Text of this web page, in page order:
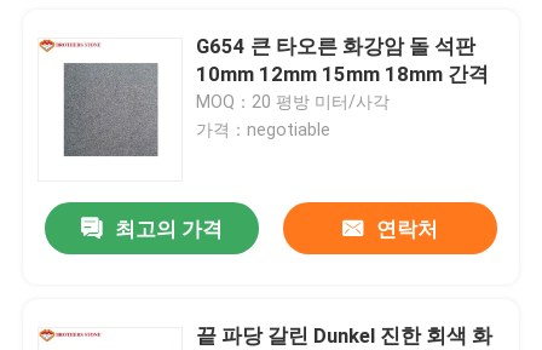
G654 큰 타오른 화강암 돌 석판
10mm 12mm 15mm 18mm 간격
MOQ：20 평방 미터/사각
가격：negotiable
최고의 가격 연락처
끝 파당 갈린 Dunkel 진한 회색 화